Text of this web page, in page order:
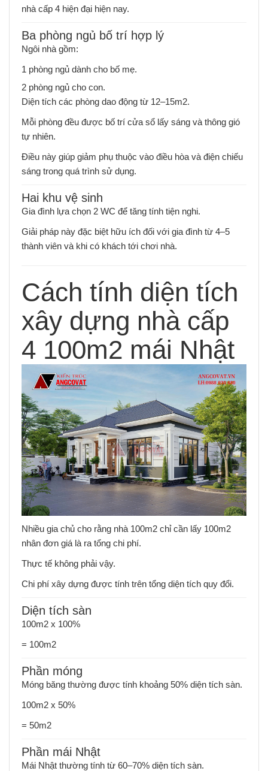
nhà cấp 4 hiện đại hiện nay.
Ba phòng ngủ bố trí hợp lý
Ngôi nhà gồm:
1 phòng ngủ dành cho bố mẹ.
2 phòng ngủ cho con.
Diện tích các phòng dao động từ 12–15m2.
Mỗi phòng đều được bố trí cửa sổ lấy sáng và thông gió
tự nhiên.
Điều này giúp giảm phụ thuộc vào điều hòa và điện chiếu
sáng trong quá trình sử dụng.
Hai khu vệ sinh
Gia đình lựa chọn 2 WC để tăng tính tiện nghi.
Giải pháp này đặc biệt hữu ích đối với gia đình từ 4–5
thành viên và khi có khách tới chơi nhà.
Cách tính diện tích
xây dựng nhà cấp
4 100m2 mái Nhật
Nhiều gia chủ cho rằng nhà 100m2 chỉ cần lấy 100m2
nhân đơn giá là ra tổng chi phí.
Thực tế không phải vậy.
Chi phí xây dựng được tính trên tổng diện tích quy đổi.
Diện tích sàn
100m2 x 100%
= 100m2
Phần móng
Móng băng thường được tính khoảng 50% diện tích sàn.
100m2 x 50%
= 50m2
Phần mái Nhật
Mái Nhật thường tính từ 60–70% diện tích sàn.